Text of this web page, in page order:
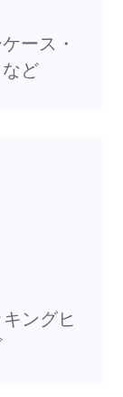
ース・
ど
ングヒ